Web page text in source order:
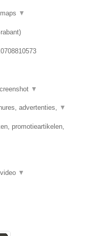
▼
)
▼
advertenties, ▼
promotieartikelen,
▼